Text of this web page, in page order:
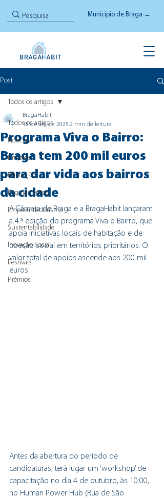
Município de Braga →
Post
Todos os artigos
Notícias
Projetos
Habitação
Regulamentos
Empreendedorismo
Sustentabilidade
Inovação Social
Festivais
Prémios
Todos os artigos
Programa Viva o Bairro:
Braga tem 200 mil euros
para dar vida aos bairros
da cidade
BragaHabit
18 de set. de 2025 2 min de leitura
A Câmara de Braga e a BragaHabit lançaram
a 4.ª edição do programa Viva o Bairro, que
apoia iniciativas locais de habitação e de
coesão social em territórios prioritários. O
valor total de apoios ascende aos 200 mil
euros.
Antes da abertura do período de
candidaturas, terá lugar um ‘workshop’ de
capacitação no dia 4 de outubro, às 10:00,
no Human Power Hub (Rua de São